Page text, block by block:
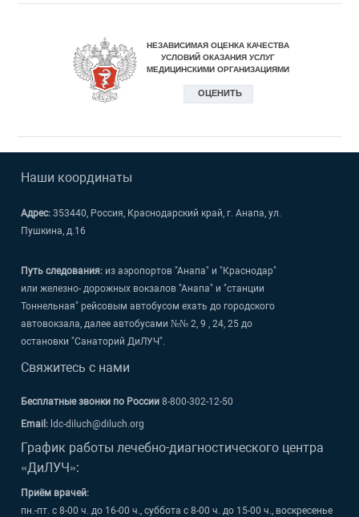
Наши координаты
Адрес:353440, Россия, Краснодарский край, г. Анапа, ул.
Пушкина, д.16
Путь следования: из аэропортов "Анапа" и "Краснодар"
или железно- дорожных вокзалов "Анапа" и "станции
Тоннельная" рейсовым автобусом ехать до городского
автовокзала, далее автобусами №№ 2, 9 , 24, 25 до
остановки "Санаторий ДиЛУЧ".
Свяжитесь с нами
Бесплатные звонки по России8-800-302-12-50
Email: ldc-diluch@diluch.org
График работы лечебно-диагностического центра
«ДиЛУЧ»:
Приём врачей:
пн.-пт. с 8-00 ч. до 16-00 ч., суббота с 8-00 ч. до 15-00 ч., воскресенье